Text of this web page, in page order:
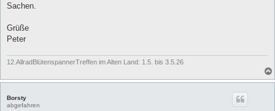
Sachen.
Grüße
Peter
12.AllradBlütenspannerTreffen im Alten Land: 1.5. bis 3.5.26
Borsty
abgefahren